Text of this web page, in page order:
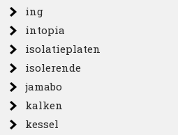
ing
intopia
isolatieplaten
isolerende
jamabo
kalken
kessel